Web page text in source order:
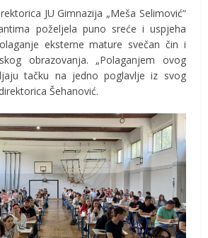
JU Gimnazija „Meša Selimović“
poželjela puno sreće i uspjeha
eksterne mature svečan čin i
obrazovanja. „Polaganjem ovog
tačku na jedno poglavlje iz svog
Šehanović.